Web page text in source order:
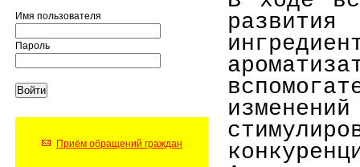
Имя пользователя
Пароль
Приём обращений граждан